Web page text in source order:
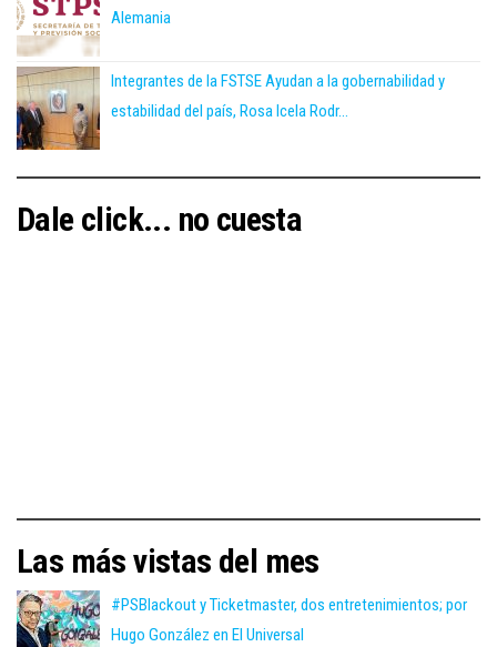
Alemania
Integrantes de la FSTSE Ayudan a la gobernabilidad y
estabilidad del país, Rosa Icela Rodr...
Dale click... no cuesta
Las más vistas del mes
#PSBlackout y Ticketmaster, dos entretenimientos; por
Hugo González en El Universal